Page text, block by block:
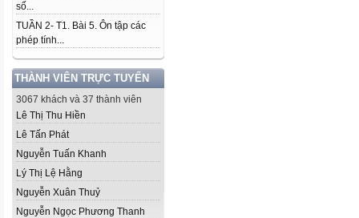
số...
TUẦN 2- T1. Bài 5. Ôn tập các
phép tính...
THÀNH VIÊN TRỰC TUYẾN
3067 khách và 37 thành viên
Lê Thị Thu Hiền
Lê Tấn Phát
Nguyễn Tuấn Khanh
Lý Thị Lệ Hằng
Nguyễn Xuân Thuỷ
Nguyễn Ngọc Phương Thanh